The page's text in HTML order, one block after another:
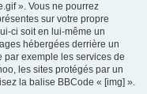
». Vous ne pourrez
sur votre propre
ci soit en lui-même un
hébergées derrière un
par exemple les services de
les sites protégés par un
la balise BBCode « [img] ».